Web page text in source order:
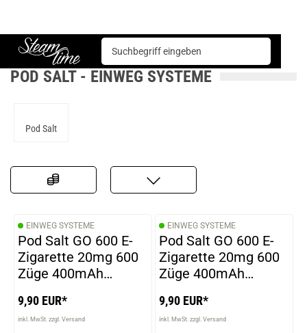
Steam time
E-Zigarette Einweg Systeme Pod Salt
POD SALT - EINWEG SYSTEME
Pod Salt
EINWEG SYSTEME
Pod Salt GO 600 E-
Zigarette 20mg 600
Züge 400mAh
9,90 EUR*
inkl. MwSt. zzgl. Versand
EINWEG SYSTEME
Pod Salt GO 600 E-
Zigarette 20mg 600
Züge 400mAh
9,90 EUR*
inkl. MwSt. zzgl. Versand